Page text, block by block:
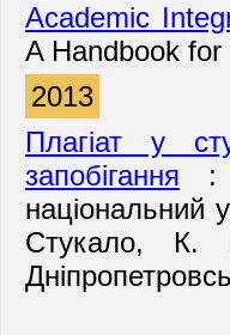
Academic
A Handbook
2013
Плагіат у
запобігання :
національний
Стукало,